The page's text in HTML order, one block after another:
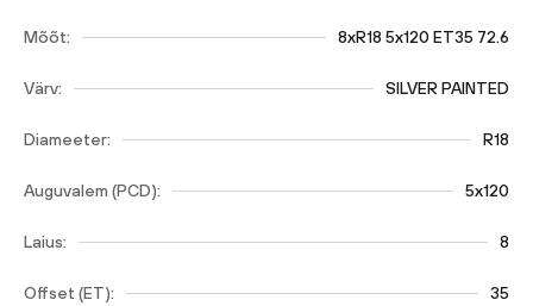
Mõõt: 8xR18 5x120 ET35 72.6
Värv: SILVER PAINTED
Diameeter: R18
Auguvalem (PCD): 5x120
Laius: 8
Offset (ET): 35